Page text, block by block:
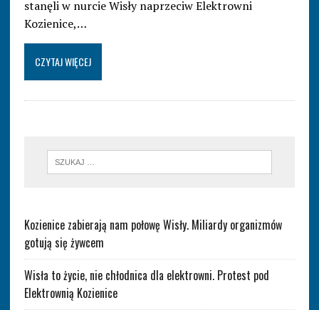
stanęli w nurcie Wisły naprzeciw Elektrowni
Kozienice,…
CZYTAJ WIĘCEJ
Kozienice zabierają nam połowę Wisły. Miliardy organizmów
gotują się żywcem
Wisła to życie, nie chłodnica dla elektrowni. Protest pod
Elektrownią Kozienice